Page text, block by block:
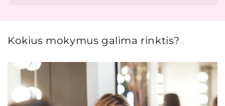
Kokius mokymus galima rinktis?